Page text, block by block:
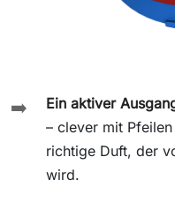
➡️ Ein aktiver
– clever mit
richtige Duft, der
wird.